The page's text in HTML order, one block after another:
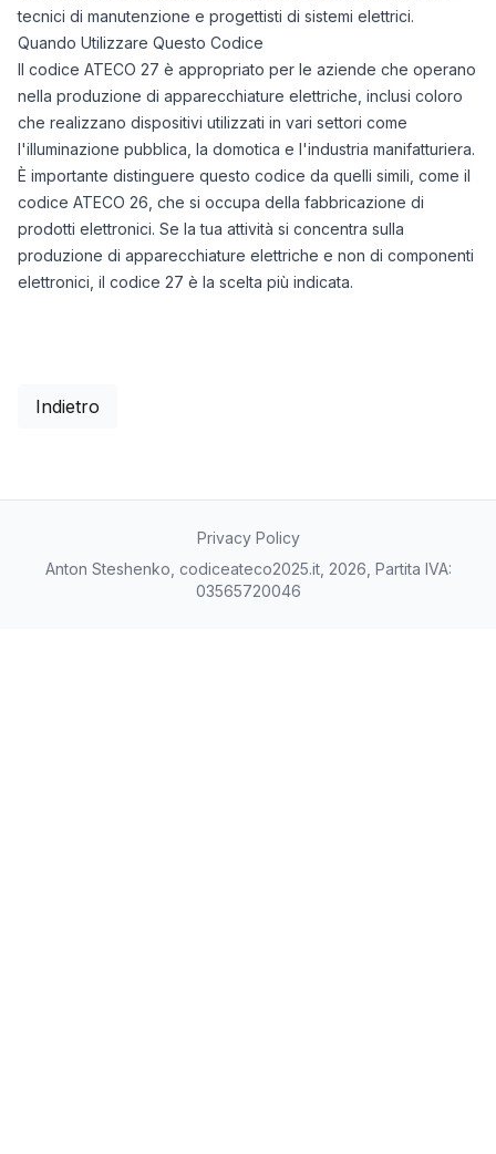
tecnici di manutenzione e progettisti di sistemi elettrici.
Quando Utilizzare Questo Codice
Il codice ATECO 27 è appropriato per le aziende che operano
nella produzione di apparecchiature elettriche, inclusi coloro
che realizzano dispositivi utilizzati in vari settori come
l'illuminazione pubblica, la domotica e l'industria manifatturiera.
È importante distinguere questo codice da quelli simili, come il
codice ATECO 26, che si occupa della fabbricazione di
prodotti elettronici. Se la tua attività si concentra sulla
produzione di apparecchiature elettriche e non di componenti
elettronici, il codice 27 è la scelta più indicata.
Indietro
Privacy Policy
Anton Steshenko, codiceateco2025.it, 2026, Partita IVA:
03565720046